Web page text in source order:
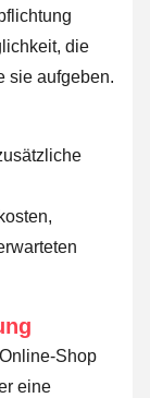
die
sie aufgeben.
Shop
eine